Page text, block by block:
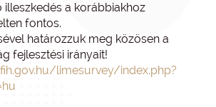
illeszkedés a korábbiakhoz
fontos.
határozzuk meg közösen a
fejlesztési irányait!
limesurvey/index.php?